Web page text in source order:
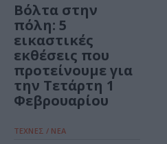
Βόλτα στην
πόλη: 5
εικαστικές
εκθέσεις που
προτείνουμε για
την Τετάρτη 1
Φεβρουαρίου
ΤΕΧΝΕΣ / ΝΕΑ